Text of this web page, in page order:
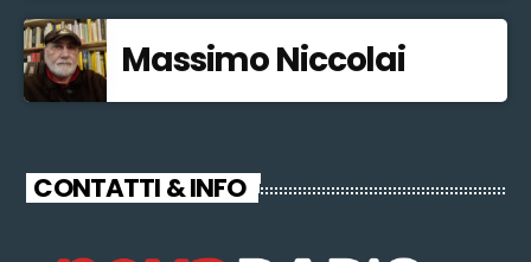
Massimo Niccolai
CONTATTI & INFO